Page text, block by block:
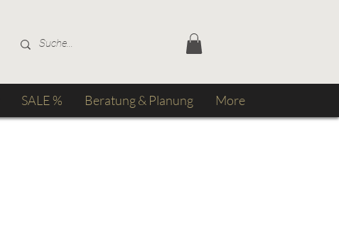
SALE % Beratung & Planung More